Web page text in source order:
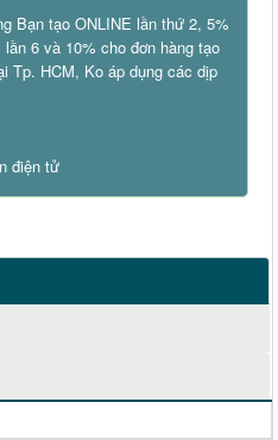
Bạn tạo ONLINE lần thứ 2, 5%
6 và 10% cho đơn hàng tạo
Tp. HCM, Ko áp dụng các dịp
điện tử